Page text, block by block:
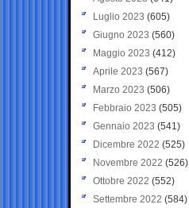
Luglio 2023 (605)
Giugno 2023 (560)
Maggio 2023 (412)
Aprile 2023 (567)
Marzo 2023 (506)
Febbraio 2023 (505)
Gennaio 2023 (541)
Dicembre 2022 (525)
Novembre 2022 (526)
Ottobre 2022 (552)
Settembre 2022 (584)